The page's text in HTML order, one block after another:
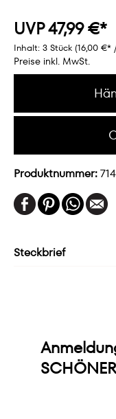
UVP 47,99 €*
Inhalt: 3 Stück (16,00 €*
Preise inkl. MwSt.
Produktnummer:
Steckbrief